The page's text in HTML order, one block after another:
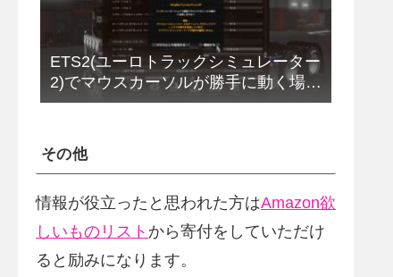
ETS2(ユーロトラックシミュレーター
2)でマウスカーソルが勝手に動く場合
の解決法(改定版)
その他
情報が役立ったと思われた方はAmazon欲
しいものリスト から寄付をしていただけ
ると励みになります。